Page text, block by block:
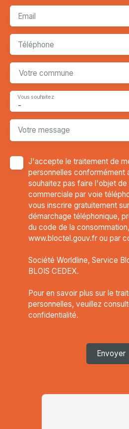
Email
Téléphone
Votre commune
-
Vous souhaitez
Votre message
J'accepte le traitement de
personnelles conformément
souhaitez pas faire l'objet
commerciale par voie
vous inscrire gratuitement
démarchage téléphonique,
du code de la
www.bloctel.gouv.fr ou par
Société Worldline, Service
BLOIS CEDEX.
Pour en savoir plus sur le
personnelles, veuillez
confidentialité.
Envoyer